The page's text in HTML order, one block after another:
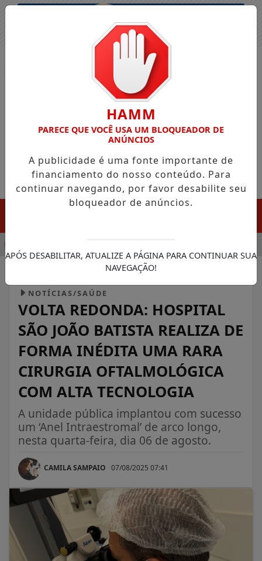
CHEGADA DA FAZENDA DA ESPERANÇA PARA APOIAR
NOTÍCIAS/SAÚDE
VOLTA REDONDA: HOSPITAL
SÃO JOÃO BATISTA REALIZA DE
FORMA INÉDITA UMA RARA
CIRURGIA OFTALMOLÓGICA
COM ALTA TECNOLOGIA
A unidade pública implantou com sucesso
um ‘Anel Intraestromal’ de arco longo,
nesta quarta-feira, dia 06 de agosto.
CAMILA SAMPAIO 07/08/2025 07:41
HAMM
PARECE QUE VOCÊ USA UM BLOQUEADOR DE
ANÚNCIOS
A publicidade é uma fonte importante de
financiamento do nosso conteúdo. Para
continuar navegando, por favor desabilite seu
bloqueador de anúncios.
APÓS DESABILITAR, ATUALIZE A PÁGINA PARA CONTINUAR SUA
NAVEGAÇÃO!